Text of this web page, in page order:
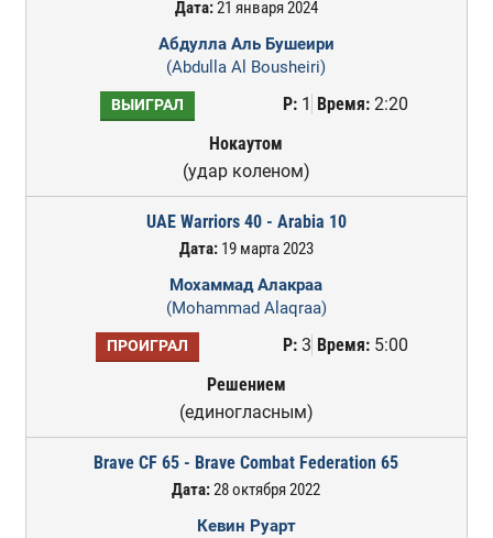
Дата:21 января 2024
Абдулла Аль Бушеири
(Abdulla Al Bousheiri)
ВЫИГРАЛ Р:1 Время:2:20
Нокаутом
(удар коленом)
UAE Warriors 40 - Arabia 10
Дата:19 марта 2023
Мохаммад Алакраа
(Mohammad Alaqraa)
ПРОИГРАЛ Р:3 Время:5:00
Решением
(единогласным)
Brave CF 65 - Brave Combat Federation 65
Дата:28 октября 2022
Кевин Руарт